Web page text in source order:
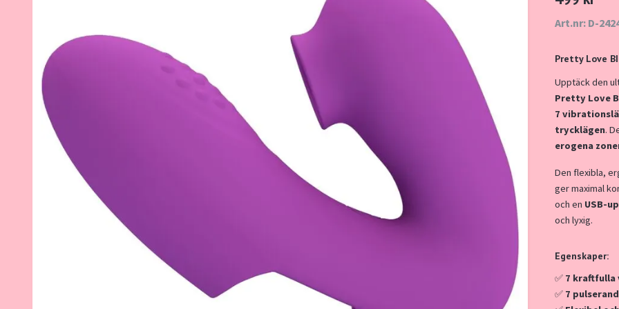
Art.nr: D-
Pretty Love
Upptäck den
Pretty Love
7
trycklägen.
erogena
Den flexibla,
ger maximal
och en USB-
och lyxig.
Egenskaper:
✅ 7 kraftfulla
✅ 7